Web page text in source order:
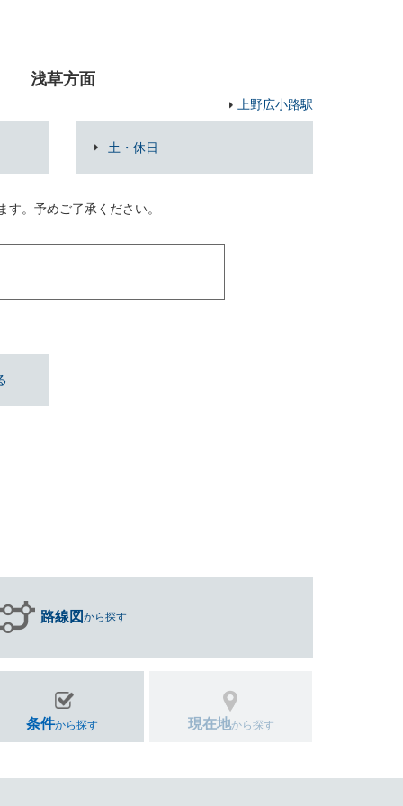
浅草方面
上野広小路駅
土・休日
。予めご了承ください。
路線図 から探す
条件から探す 現在地から探す